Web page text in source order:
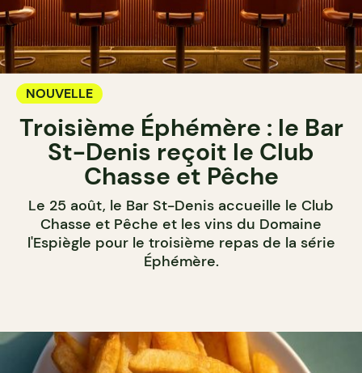
NOUVELLE
Troisième Éphémère : le Bar
St-Denis reçoit le Club
Chasse et Pêche
Le 25 août, le Bar St-Denis accueille le Club
Chasse et Pêche et les vins du Domaine
l'Espiègle pour le troisième repas de la série
Éphémère.